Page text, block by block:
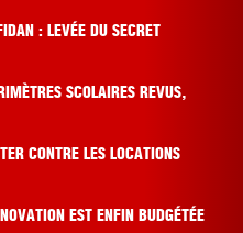
: LEVÉE DU SECRET
SCOLAIRES REVUS,
CONTRE LES LOCATIONS
EST ENFIN BUDGÉTÉE